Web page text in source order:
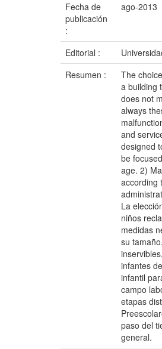
Fecha de
publicación
:
ago-2013
Editorial :
Resumen :
The
a building
does not
always
and
designed
be
age. 2)
according
La
niños
medidas
su
infantes
infantil
campo
etapas
paso del
general.